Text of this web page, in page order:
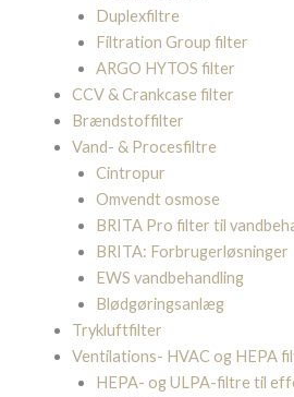
Duplexfiltre
Filtration Group filter
ARGO HYTOS filter
CCV & Crankcase filter
Brændstoffilter
Vand- & Procesfiltre
Cintropur
Omvendt osmose
BRITA Pro filter til
BRITA: Forbrugerløsninger
EWS vandbehandling
Blødgøringsanlæg
Trykluftfilter
Ventilations- HVAC og HEPA
HEPA- og ULPA-filtre til